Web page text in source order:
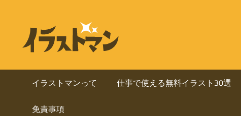
ネ
ラ
ス
イラストマンって 仕事で使える無料イラスト30選
免責事項